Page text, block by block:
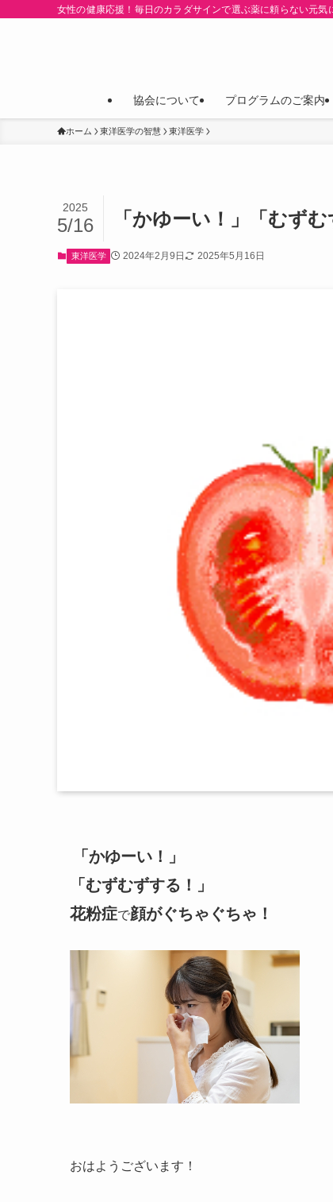
女性の健康応援！毎日のカラダサインで選ぶ薬に頼らない元気
協会について プログラムのご案内
ホーム 東洋医学の智慧 東洋医学
「かゆーい！」「むず
2025
5/16
東洋医学 2024年2月9日 2025年5月16日
「かゆーい！」
「むずむずする！」
花粉症で顔がぐちゃぐちゃ！
おはようございます！